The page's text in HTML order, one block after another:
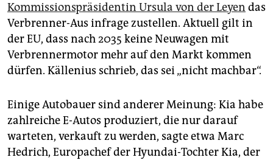
Kommissionspräsidentin Ursula von der Leyen das
Verbrenner-Aus infrage zustellen. Aktuell gilt in
der EU, dass nach 2035 keine Neuwagen mit
Verbrennermotor mehr auf den Markt kommen
dürfen. Källenius schrieb, das sei „nicht machbar“.
Einige Autobauer sind anderer Meinung: Kia habe
zahlreiche E-Autos produziert, die nur darauf
warteten, verkauft zu werden, sagte etwa Marc
Hedrich, Europachef der Hyundai-Tochter Kia, der